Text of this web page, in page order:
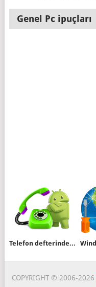
Genel Pc ipuçları
Telefon defterindeki bir kişiyi Ana ekrana ekleyelim
COPYRIGHT © 2006-2026